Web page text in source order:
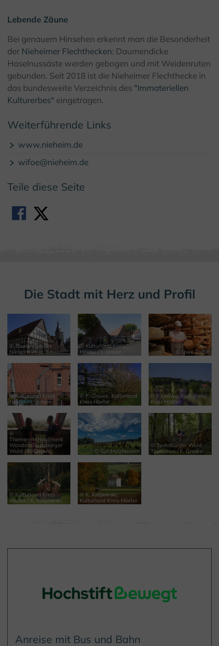
© K. Krajewski, Kulturland Kreis Höxter
Lebende Zäune
Bei genauem Hinsehen erkennt man die Besonderheit
der Nieheimer Flechthecken: Daumendicke
Haselnussäste werden gebogen und mit Weidenruten
gebunden. Seit 2018 ist die Nieheimer Flechthecke in
das bundesweite Verzeichnis des "Immateriellen
Kulturerbes" eingetragen.
Weiterführende Links
www.nieheim.de
wifoe@nieheim.de
Teile diese Seite
Die Stadt mit Herz und Profil
© Tourismusbüro
Nieheim
© Kulturland Kreis
Höxter / I. Jansen
© Uwe Toelle
© Kulturland Kreis
Höxter / I. Jansen
© F. Grawe, Kulturland
Kreis Höxter
© F.Grawe, Kulturland
Kreis Höxter
©
Themenmanagement
WandernTeutoburger
Wald / F. Grawe
© Gut Holzhausen
© Teutoburger Wald
Tourismus / F. Grawe
© Kulturland Kreis
Höxter / K. Krajewski
© K. Krajewski,
Kulturland Kreis Höxter
Anreise mit Bus und Bahn